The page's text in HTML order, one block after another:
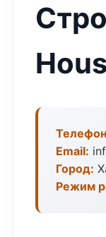
Email:
Город:
Режим